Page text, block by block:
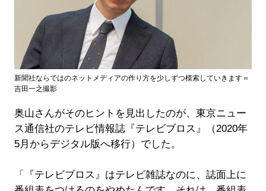
新聞社ならではのネットメディアの作り方を少しずつ模索していきます＝
吉田一之撮影
奥山さんがそのヒントを見出したのが、東京ニュー
ス通信社のテレビ情報誌『テレビブロス』（2020年
5月からデジタル版へ移行）でした。
「『テレビブロス』はテレビ雑誌なのに、誌面上に